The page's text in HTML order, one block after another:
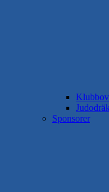
Sponsorer